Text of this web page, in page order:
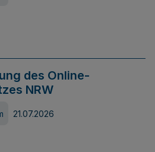
des Online-
NRW
21.07.2026